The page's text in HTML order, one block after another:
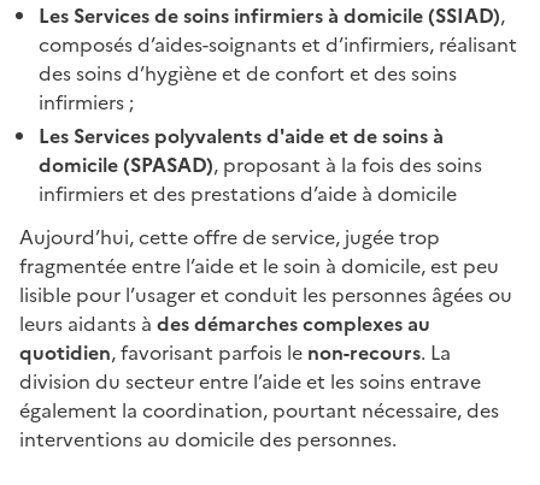
Les Services de soins infirmiers à domicile (SSIAD),
composés d’aides-soignants et d’infirmiers, réalisant
des soins d’hygiène et de confort et des soins
infirmiers ;
Les Services polyvalents d'aide et de soins à
domicile (SPASAD), proposant à la fois des soins
infirmiers et des prestations d’aide à domicile
Aujourd’hui, cette offre de service, jugée trop
fragmentée entre l’aide et le soin à domicile, est peu
lisible pour l’usager et conduit les personnes âgées ou
leurs aidants à des démarches complexes au
quotidien, favorisant parfois le non-recours. La
division du secteur entre l’aide et les soins entrave
également la coordination, pourtant nécessaire, des
interventions au domicile des personnes.